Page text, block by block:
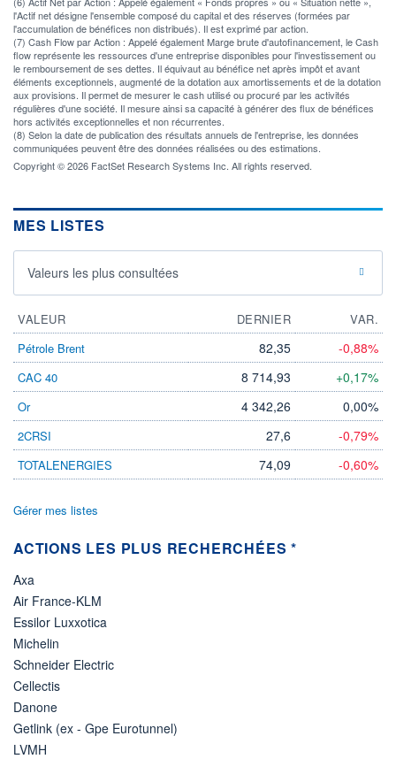
l'Actif net désigne l'ensemble composé du capital et des réserves (formées par
l'accumulation de bénéfices non distribués). Il est exprimé par action.
(7) Cash Flow par Action : Appelé également Marge brute d'autofinancement, le Cash
flow représente les ressources d'une entreprise disponibles pour l'investissement ou
le remboursement de ses dettes. Il équivaut au bénéfice net après impôt et avant
éléments exceptionnels, augmenté de la dotation aux amortissements et de la dotation
aux provisions. Il permet de mesurer le cash utilisé ou procuré par les activités
régulières d'une société. Il mesure ainsi sa capacité à générer des flux de bénéfices
hors activités exceptionnelles et non récurrentes.
(8) Selon la date de publication des résultats annuels de l'entreprise, les données
communiquées peuvent être des données réalisées ou des estimations.
Copyright © 2026 FactSet Research Systems Inc. All rights reserved.
MES LISTES
Valeurs les plus consultées
VALEUR DERNIER
VAR.
Pétrole Brent
82,35 -0,88%
CAC 40 8 714,93 +0,17%
Or 4 342,26 0,00%
2CRSI 27,6 -0,79%
TOTALENERGIES 74,09 -0,60%
Gérer mes listes
ACTIONS LES PLUS RECHERCHÉES *
Axa
Air France-KLM
Essilor Luxxotica
Michelin
Schneider Electric
Cellectis
Danone
Getlink (ex - Gpe Eurotunnel)
LVMH